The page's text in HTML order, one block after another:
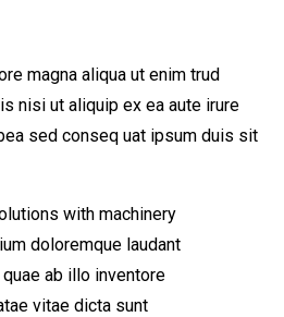
magna aliqua ut enim trud
nisi ut aliquip ex ea aute irure
sed conseq uat ipsum duis sit
with machinery
doloremque laudant
ab illo inventore
vitae dicta sunt